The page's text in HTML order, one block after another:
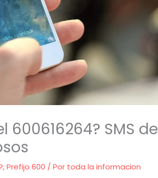
SMS de
,Prefijo 600 / Por toda la informacion